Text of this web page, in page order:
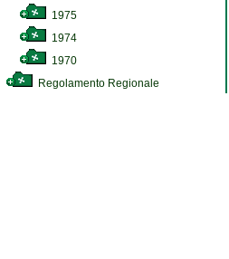
1975
1974
1970
Regolamento Regionale